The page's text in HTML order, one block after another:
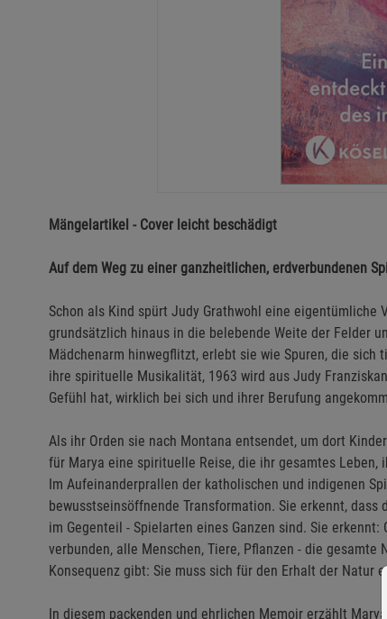
Mängelartikel - Cover leicht beschädigt
Auf dem Weg zu einer ganzheitlichen, erdverbundenen
Schon als Kind spürt Judy Grathwohl eine
grundsätzlich hinaus in die belebende Weite der Felder
Mädchenarm hinwegflitzt, erlebt sie wie Spuren, die
ihre spirituelle Musikalität, 1963 wird aus Judy
Gefühl hat, wirklich bei sich und ihrer Berufung
Als ihr Orden sie nach Montana entsendet, um dort
für Marya eine spirituelle Reise, die ihr gesamtes
Im Aufeinanderprallen der katholischen und indigenen
bewusstseinsöffnende Transformation. Sie erkennt,
im Gegenteil - Spielarten eines Ganzen sind. Sie
verbunden, alle Menschen, Tiere, Pflanzen - die
Konsequenz gibt: Sie muss sich für den Erhalt der Natur
In diesem packenden und ehrlichen Memoir erzählt